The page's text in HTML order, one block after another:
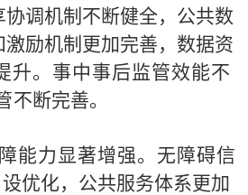
协调机制不断健全，公共数
激励机制更加完善，数据资
升。事中事后监管效能不
不断完善。
能力显著增强。 无障碍信
设优化， 公共服务体系更加